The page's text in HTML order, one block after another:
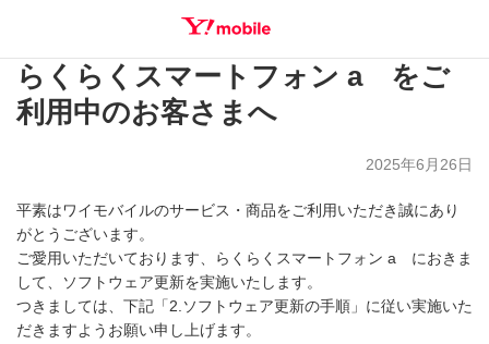
SEARCH
らくらくスマートフォン a をご
利用中のお客さまへ
2025年6月26日
平素はワイモバイルのサービス・商品をご利用いただき誠にあり
がとうございます。
ご愛用いただいております、らくらくスマートフォン a におきま
して、ソフトウェア更新を実施いたします。
つきましては、下記「2.ソフトウェア更新の手順」に従い実施いた
だきますようお願い申し上げます。